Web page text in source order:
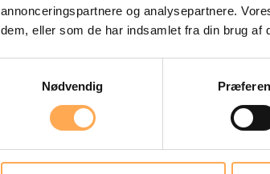
annonceringspartnere og analysepartnere.
dem, eller som de har indsamlet fra din brug af
Nødvendig